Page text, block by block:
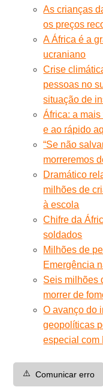
As crianças
os preços
A África é a
ucraniano
Crise
pessoas no
situação de
África: a
e ao rápido
“Se não
morreremos
Dramático
milhões de
à escola
Chifre da
soldados
Milhões de
Emergência
Seis milhões
morrer de
O avanço do
geopolíticas
especial com
⚠️ Comunicar erro